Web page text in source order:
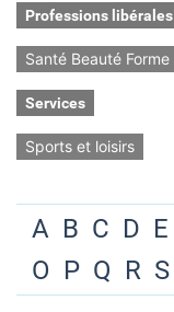
Professions libérales
Santé Beauté Forme
Services
Sports et loisirs
A B C D E
O P Q R S